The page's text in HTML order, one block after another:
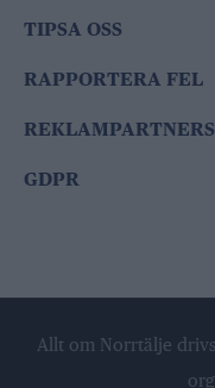
TIPSA OSS
RAPPORTERA FEL
REKLAMPARTNERS
GDPR
Allt om Norrtälje